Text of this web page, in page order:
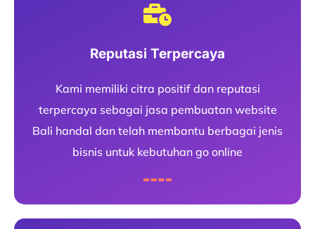
Reputasi Terpercaya
Kami memiliki citra positif dan reputasi
terpercaya sebagai jasa pembuatan website
Bali handal dan telah membantu berbagai jenis
bisnis untuk kebutuhan go online